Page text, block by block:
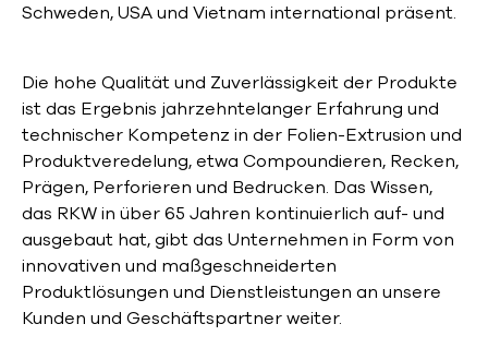
Schweden, USA und Vietnam international präsent.
Die hohe Qualität und Zuverlässigkeit der Produkte
ist das Ergebnis jahrzehntelanger Erfahrung und
technischer Kompetenz in der Folien-Extrusion und
Produktveredelung, etwa Compoundieren, Recken,
Prägen, Perforieren und Bedrucken. Das Wissen,
das RKW in über 65 Jahren kontinuierlich auf- und
ausgebaut hat, gibt das Unternehmen in Form von
innovativen und maßgeschneiderten
Produktlösungen und Dienstleistungen an unsere
Kunden und Geschäftspartner weiter.